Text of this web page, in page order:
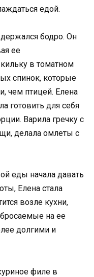
едой.
бодро. Он
ее
в томатном
спинок, которые
чем птицей. Елена
готовить для себя
Варила гречку с
делала омлеты с
еды начала давать
Елена стала
возле кухни,
бросаемые на ее
долгими и
филе в